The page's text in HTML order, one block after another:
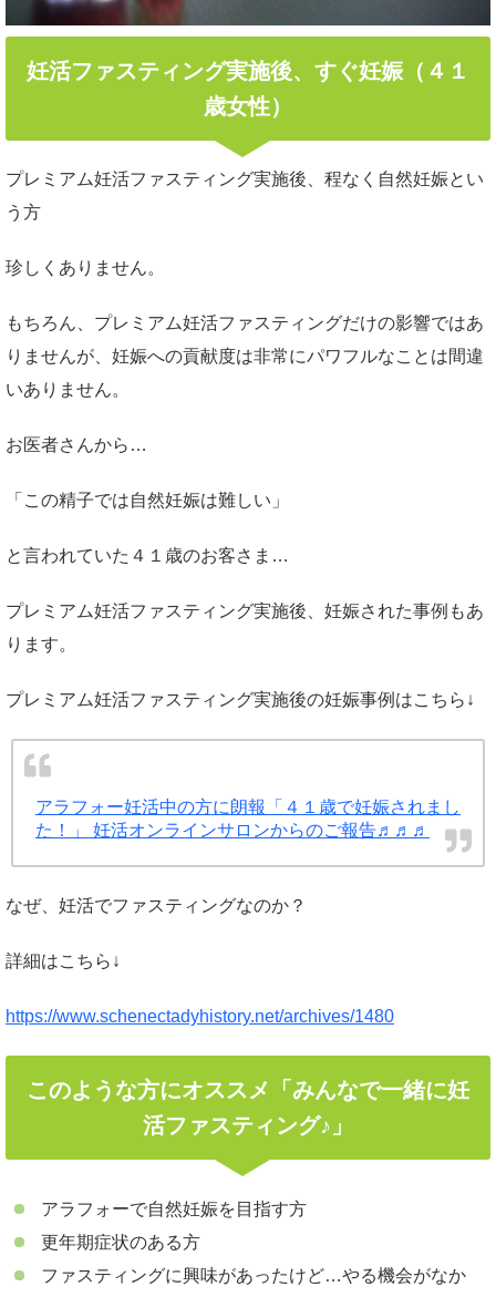
妊活ファスティング実施後、すぐ妊娠（４１
歳女性）
プレミアム妊活ファスティング実施後、程なく自然妊娠とい
う方
珍しくありません。
もちろん、プレミアム妊活ファスティングだけの影響ではあ
りませんが、妊娠への貢献度は非常にパワフルなことは間違
いありません。
お医者さんから…
「この精子では自然妊娠は難しい」
と言われていた４１歳のお客さま…
プレミアム妊活ファスティング実施後、妊娠された事例もあ
ります。
プレミアム妊活ファスティング実施後の妊娠事例はこちら↓
アラフォー妊活中の方に朗報「４１歳で妊娠されまし
た！」 妊活オンラインサロンからのご報告♬♬♬
なぜ、妊活でファスティングなのか？
詳細はこちら↓
https://www.schenectadyhistory.net/archives/1480
このような方にオススメ「みんなで一緒に妊
活ファスティング♪」
アラフォーで自然妊娠を目指す方
更年期症状のある方
ファスティングに興味があったけど…やる機会がなか